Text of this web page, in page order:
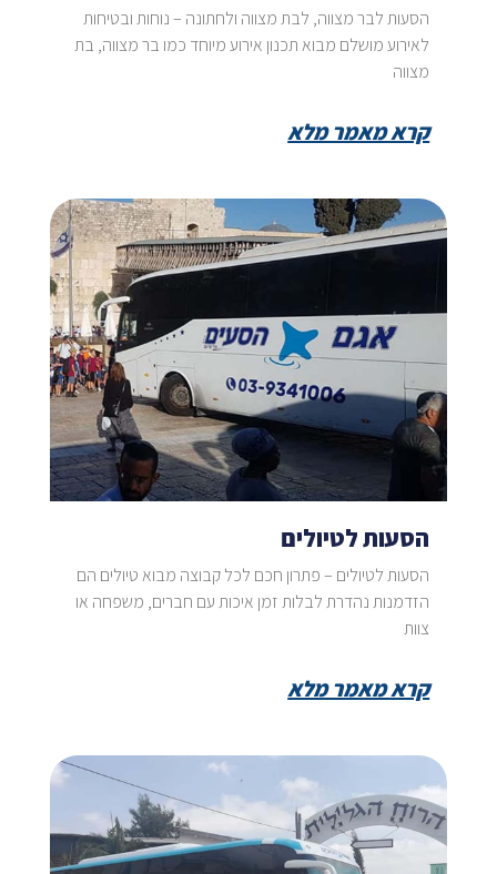
הסעות לבר מצווה, לבת מצווה ולחתונה – נוחות ובטיחות
לאירוע מושלם מבוא תכנון אירוע מיוחד כמו בר מצווה, בת
מצווה
קרא מאמר מלא
הסעות לטיולים
הסעות לטיולים – פתרון חכם לכל קבוצה מבוא טיולים הם
הזדמנות נהדרת לבלות זמן איכות עם חברים, משפחה או
צוות
קרא מאמר מלא